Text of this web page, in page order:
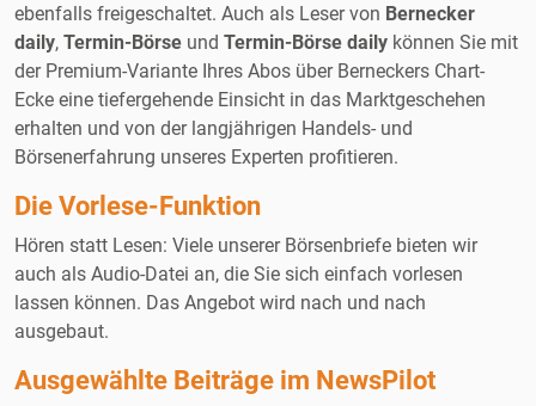
ebenfalls freigeschaltet. Auch als Leser von Bernecker
daily, Termin-Börse und Termin-Börse daily können Sie mit
der Premium-Variante Ihres Abos über Berneckers Chart-
Ecke eine tiefergehende Einsicht in das Marktgeschehen
erhalten und von der langjährigen Handels- und
Börsenerfahrung unseres Experten profitieren.
Die Vorlese-Funktion
Hören statt Lesen: Viele unserer Börsenbriefe bieten wir
auch als Audio-Datei an, die Sie sich einfach vorlesen
lassen können. Das Angebot wird nach und nach
ausgebaut.
Ausgewählte Beiträge im NewsPilot